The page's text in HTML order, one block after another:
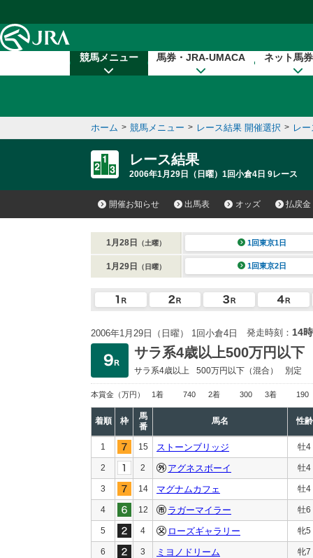
競馬メニュー 馬券・JRA-UMACA ネット馬
ホーム > 競馬メニュー > レース結果 開催選択 > レ
レース結果
2006年1月29日（日曜）1回小倉4日 9レース
開催お知らせ 出馬表 オッズ 払戻金
1月28日 （土曜） 1回東京1日
1月29日 （日曜） 1回東京2日
2006年1月29日（日曜） 1回小倉4日 発走時刻： 14
サラ系4歳以上500万円以下
サラ系4歳以上 500万円以下 （混合） 別定
本賞金 （万円） 1着 740 2着 300 3着 190
着順 枠
馬
番
馬名 性齢
1 15 ストーンブリッジ 牡4
2 2 アグネスボーイ 牡4
3 14 マグナムカフェ 牡4
4 12 ラガーマイラー 牡6
5 4 ローズギャラリー 牝5
6 3 ミヨノドリーム 牝7